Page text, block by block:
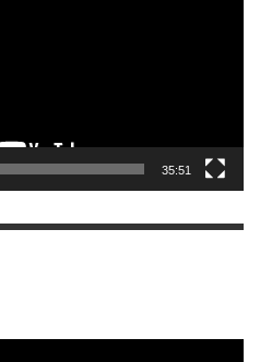
35:51